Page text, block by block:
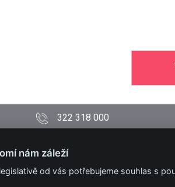
322 318 000
PODMÍNKY
Technické podmínky
nám záleží
od vás potřebujeme souhlas s